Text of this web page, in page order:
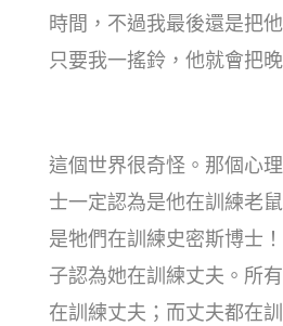
時間，不過我最後還是把
只要我一搖鈴，他就會把晚
這個世界很奇怪。那個心
士一定認為是他在訓練老
是牠們在訓練史密斯博士
子認為她在訓練丈夫。所
在訓練丈夫；而丈夫都在